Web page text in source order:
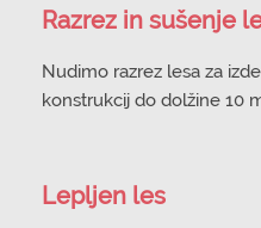
Razrez in sušenje
Nudimo razrez lesa za
konstrukcij do dolžine 10
Lepljen les